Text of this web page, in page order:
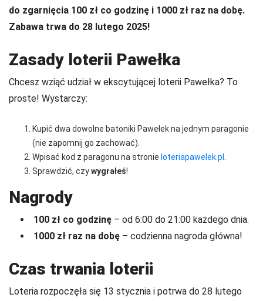
do zgarnięcia 100 zł co godzinę i 1000 zł raz na dobę.
Zabawa trwa do 28 lutego 2025!
Zasady loterii Pawełka
Chcesz wziąć udział w ekscytującej loterii Pawełka? To
proste! Wystarczy:
Kupić dwa dowolne batoniki Pawełek na jednym paragonie
(nie zapomnij go zachować).
Wpisać kod z paragonu na stronie loteriapawelek.pl
Sprawdzić, czywygrałeś!
Nagrody
100 zł co godzinę – od 6:00 do 21:00 każdego dnia.
1000 zł raz na dobę – codzienna nagroda główna!
Czas trwania loterii
Loteria rozpoczęła się 13 stycznia i potrwa do 28 lutego